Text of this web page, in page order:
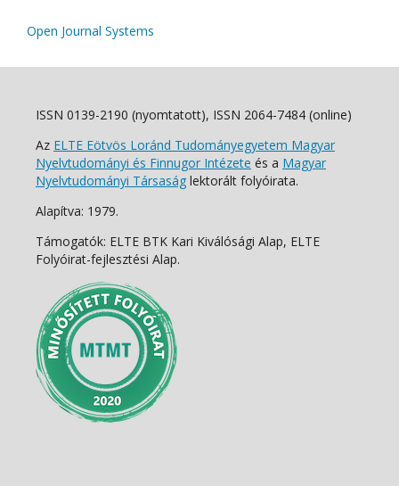
Open Journal Systems
ISSN 0139-2190 (nyomtatott), ISSN 2064-7484 (online)
Az ELTE Eötvös Loránd Tudományegyetem Magyar
Nyelvtudományi és Finnugor Intézete és a Magyar
Nyelvtudományi Társaság lektorált folyóirata.
Alapítva: 1979.
Támogatók: ELTE BTK Kari Kiválósági Alap, ELTE
Folyóirat-fejlesztési Alap.